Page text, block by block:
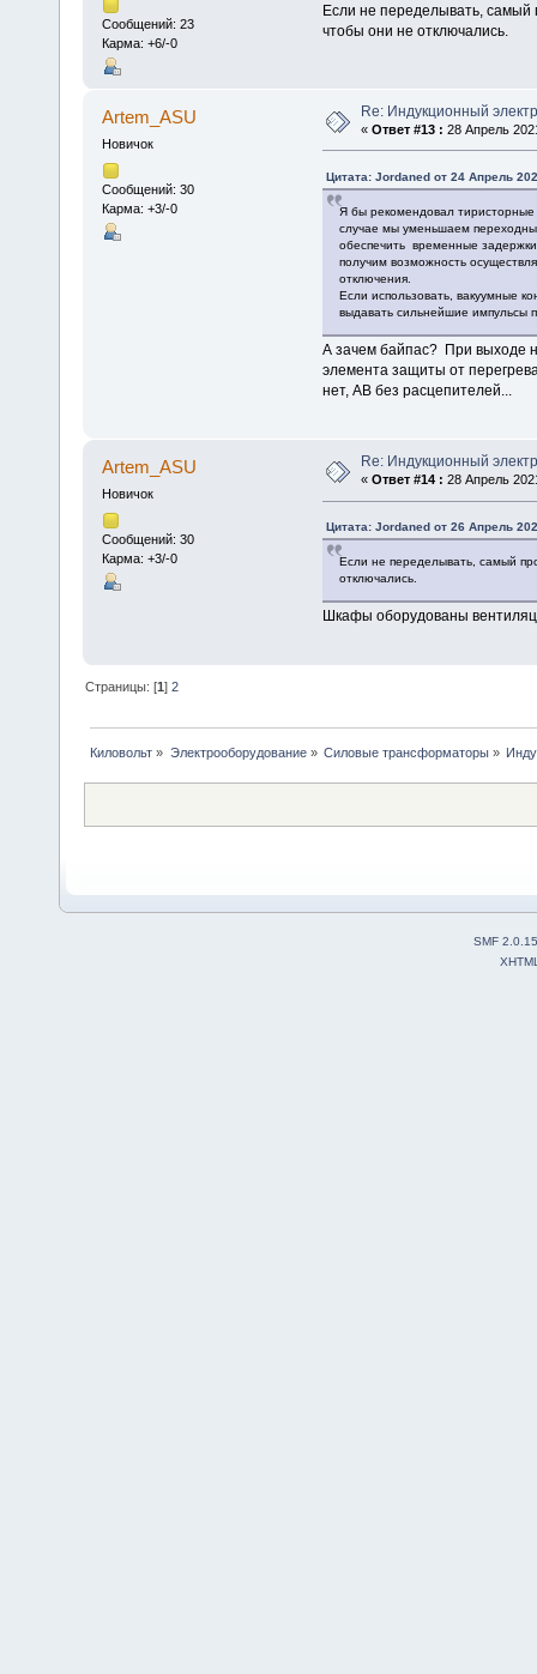
Сообщений: 23
Карма: +6/-0
Если не переделывать, самый
чтобы они не отключались.
Artem_ASU
Новичок
Сообщений: 30
Карма: +3/-0
Re: Индукционный
« Ответ #13 : 28 Апрель
Цитата: Jordaned от 24 Апрель
Я бы рекомендовал тиристорные
случае мы уменьшаем
обеспечить временные
получим возможность
отключения.
Если использовать, вакуумные
выдавать сильнейшие импульсы
А зачем байпас? При выходе
элемента защиты от
нет, АВ без расцепителей...
Artem_ASU
Новичок
Сообщений: 30
Карма: +3/-0
Re: Индукционный
« Ответ #14 : 28 Апрель
Цитата: Jordaned от 26 Апрель
Если не переделывать, самый
отключались.
Шкафы оборудованы
Страницы: [1]2
Киловольт » Электрооборудование» Силовые трансформаторы»
SMF 2.0.15